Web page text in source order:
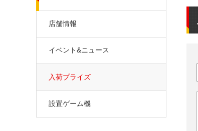
店舗情報
イベント&ニュース
入荷プライズ
設置ゲーム機